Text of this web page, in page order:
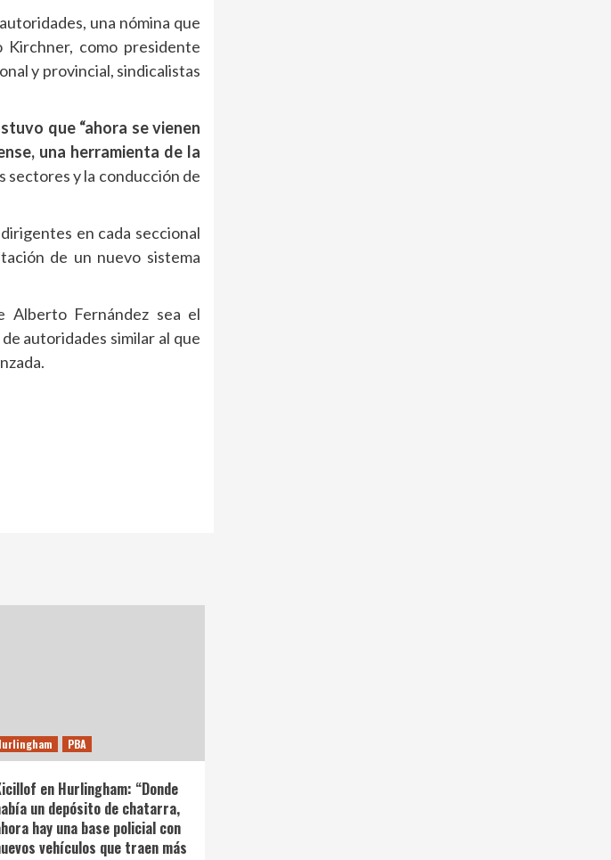
una nómina que
como presidente
y provincial, sindicalistas
que “ahora se vienen
una herramienta de la
sectores y la conducción de
en cada seccional
de un nuevo sistema
Alberto Fernández sea el
autoridades similar al que
PBA
en Hurlingham: “Donde
un depósito de chatarra,
hay una base policial con
vehículos que traen más